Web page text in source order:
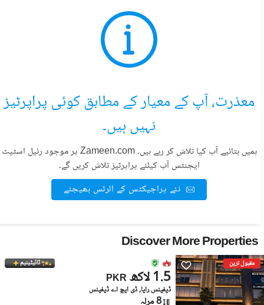
معذرت، آپ کے معیار کے مطابق کوئی پراپرٹیز
نہیں ہیں۔
ہمیں بتائیے آپ کیا تلاش کر رہے ہیں۔ Zameen.com پر موجود رئیل اسٹیٹ
ایجنٹس آپ کیلئے پراپرٹیز تلاش کریں گے۔
نئے پراجیکٹس کے الرٹس بھیجئے
Discover More Properties
مقبول ترین ٹائیٹینیم
PKR 1.5 لاکھ
ڈیفینس رایا, ڈی ایچ اے ڈیفینس
8 مرلہ